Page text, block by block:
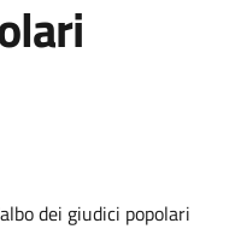
dei giudici popolari